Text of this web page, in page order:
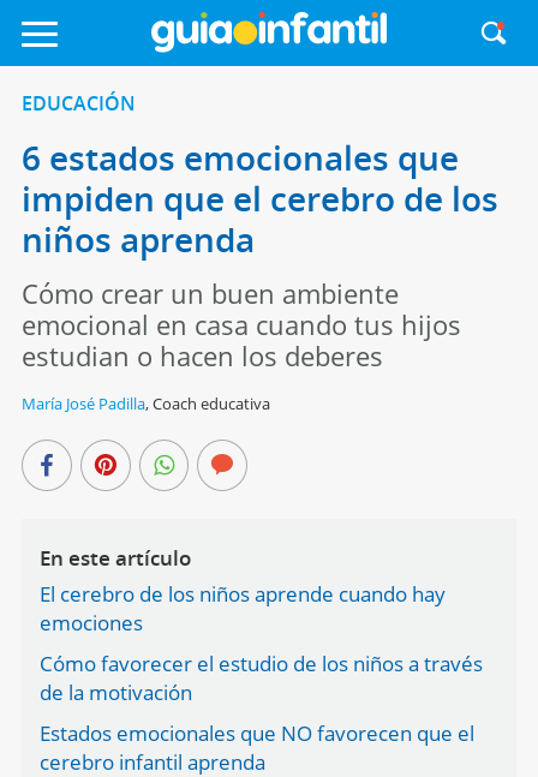
EDUCACIÓN
6 estados emocionales que
impiden que el cerebro de los
niños aprenda
Cómo crear un buen ambiente
emocional en casa cuando tus hijos
estudian o hacen los deberes
María José Padilla,Coach educativa
En este artículo
El cerebro de los niños aprende cuando hay
emociones
Cómo favorecer el estudio de los niños a través
de la motivación
Estados emocionales que NO favorecen que el
cerebro infantil aprenda